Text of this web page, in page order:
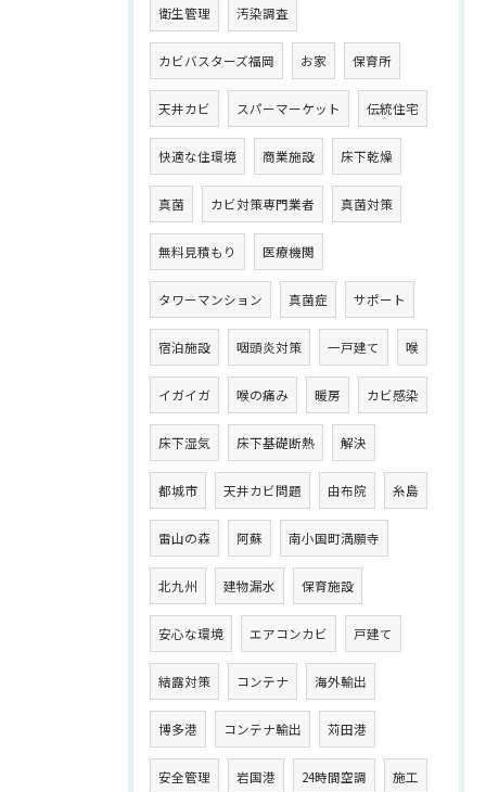
衛生管理 汚染調査
カビバスターズ福岡 お家 保育所
天井カビ スパーマーケット 伝統住宅
快適な住環境 商業施設 床下乾燥
真菌 カビ対策専門業者 真菌対策
無料見積もり 医療機関
タワーマンション 真菌症 サポート
宿泊施設 咽頭炎対策 一戸建て 喉
イガイガ 喉の痛み 暖房 カビ感染
床下湿気 床下基礎断熱 解決
都城市 天井カビ問題 由布院 糸島
雷山の森 阿蘇 南小国町満願寺
北九州 建物漏水 保育施設
安心な環境 エアコンカビ 戸建て
結露対策 コンテナ 海外輸出
博多港 コンテナ輸出 苅田港
安全管理 岩国港 24時間空調 施工